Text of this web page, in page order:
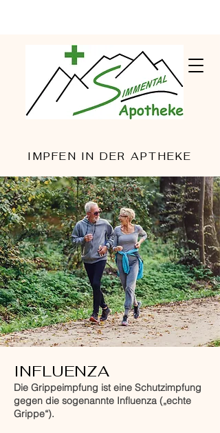
IMPFEN IN DER APTHEKE
INFLUENZA
Die Grippeimpfung ist eine Schutzimpfung
gegen die sogenannte Influenza („echte
Grippe“).